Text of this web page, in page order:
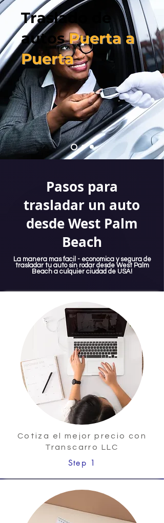
Traslado de
autosPuerta a
Puerta
Pasos para
trasladar un auto
desde West Palm
Beach
La manera mas facil - economica y segura de
trasladar tu auto sin rodar desde West Palm
Beach a culquier ciudad de USA!
Cotiza el mejor precio con
Transcarro LLC
Step 1